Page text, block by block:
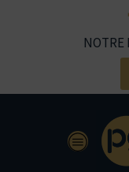
NOTRE